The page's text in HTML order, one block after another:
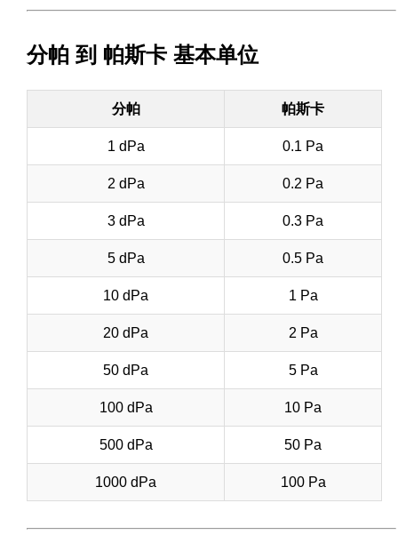
分帕 到 帕斯卡 基本单位
分帕 帕斯卡
1 dPa 0.1 Pa
2 dPa 0.2 Pa
3 dPa 0.3 Pa
5 dPa 0.5 Pa
10 dPa 1 Pa
20 dPa 2 Pa
50 dPa 5 Pa
100 dPa 10 Pa
500 dPa 50 Pa
1000 dPa 100 Pa